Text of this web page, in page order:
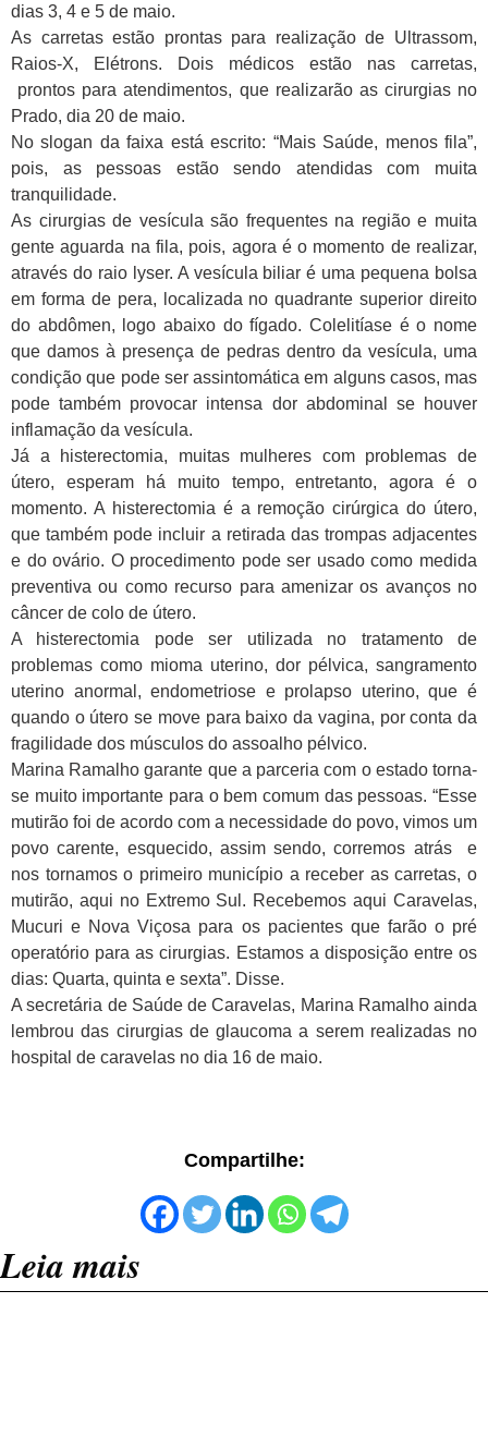
dias 3, 4 e 5 de maio.
As carretas estão prontas para realização de Ultrassom,
Raios-X, Elétrons. Dois médicos estão nas carretas,
prontos para atendimentos, que realizarão as cirurgias no
Prado, dia 20 de maio.
No slogan da faixa está escrito: “Mais Saúde, menos fila”,
pois, as pessoas estão sendo atendidas com muita
tranquilidade.
As cirurgias de vesícula são frequentes na região e muita
gente aguarda na fila, pois, agora é o momento de realizar,
através do raio lyser. A vesícula biliar é uma pequena bolsa
em forma de pera, localizada no quadrante superior direito
do abdômen, logo abaixo do fígado. Colelitíase é o nome
que damos à presença de pedras dentro da vesícula, uma
condição que pode ser assintomática em alguns casos, mas
pode também provocar intensa dor abdominal se houver
inflamação da vesícula.
Já a histerectomia, muitas mulheres com problemas de
útero, esperam há muito tempo, entretanto, agora é o
momento. A histerectomia é a remoção cirúrgica do útero,
que também pode incluir a retirada das trompas adjacentes
e do ovário. O procedimento pode ser usado como medida
preventiva ou como recurso para amenizar os avanços no
câncer de colo de útero.
A histerectomia pode ser utilizada no tratamento de
problemas como mioma uterino, dor pélvica, sangramento
uterino anormal, endometriose e prolapso uterino, que é
quando o útero se move para baixo da vagina, por conta da
fragilidade dos músculos do assoalho pélvico.
Marina Ramalho garante que a parceria com o estado torna-
se muito importante para o bem comum das pessoas. “Esse
mutirão foi de acordo com a necessidade do povo, vimos um
povo carente, esquecido, assim sendo, corremos atrás e
nos tornamos o primeiro município a receber as carretas, o
mutirão, aqui no Extremo Sul. Recebemos aqui Caravelas,
Mucuri e Nova Viçosa para os pacientes que farão o pré
operatório para as cirurgias. Estamos a disposição entre os
dias: Quarta, quinta e sexta”. Disse.
A secretária de Saúde de Caravelas, Marina Ramalho ainda
lembrou das cirurgias de glaucoma a serem realizadas no
hospital de caravelas no dia 16 de maio.
Compartilhe:
Leia mais